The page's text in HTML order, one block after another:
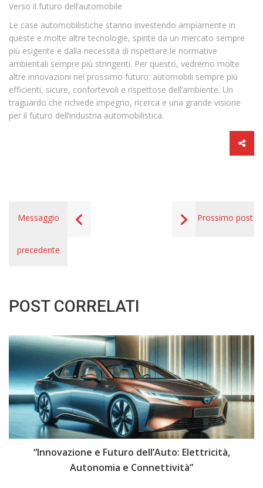
Verso il futuro dell’automobile
Le case automobilistiche stanno investendo ampiamente in
queste e molte altre tecnologie, spinte da un mercato sempre
più esigente e dalla necessità di rispettare le normative
ambientali sempre più stringenti. Per questo, vedremo molte
altre innovazioni nel prossimo futuro: automobili sempre più
efficienti, sicure, confortevoli e rispettose dell’ambiente. Un
traguardo che richiede impegno, ricerca e una grande visione
per il futuro dell’industria automobilistica.
Messaggio
precedente
Prossimo post
POST CORRELATI
“Innovazione e Futuro dell’Auto: Elettricità,
Autonomia e Connettività”